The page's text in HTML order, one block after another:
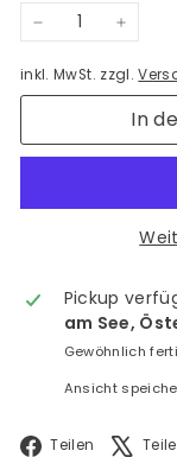
− +
inkl. MwSt. zzgl.
In
Pickup
am See,
Gewöhnlich
Ansicht
Teilen